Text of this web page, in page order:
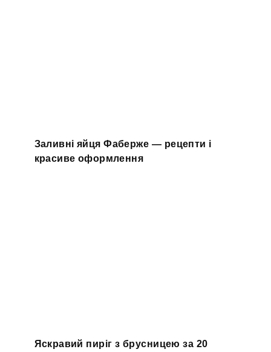
Заливні яйця Фаберже — рецепти і
красиве оформлення
Яскравий пиріг з брусницею за 20